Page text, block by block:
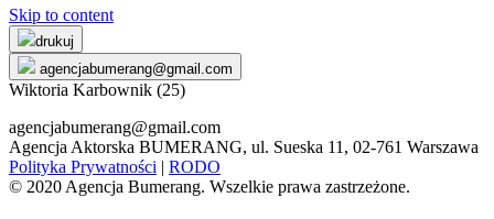
Skip to content
drukuj
agencjabumerang@gmail.com
Wiktoria Karbownik (25)
agencjabumerang@gmail.com
Agencja Aktorska BUMERANG, ul. Sueska 11, 02-761 Warszawa
Polityka Prywatności | RODO
© 2020 Agencja Bumerang. Wszelkie prawa zastrzeżone.